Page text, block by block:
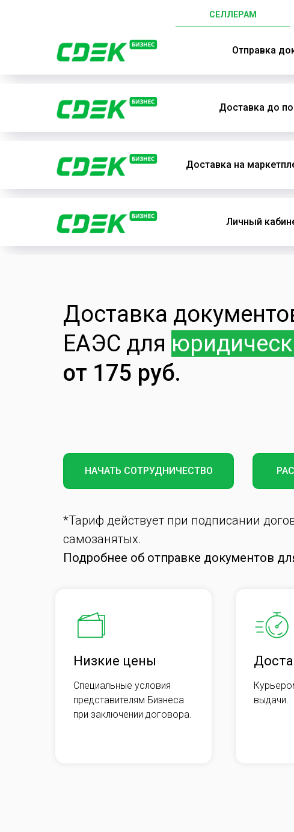
СЕЛЛЕРАМ
Отправка
Доставка до
Доставка на
Личный
Доставка
ЕАЭС для
от 175 руб.
НАЧАТЬ СОТРУДНИЧЕСТВО
*Тариф действует при подписании
самозанятых.
Подробнее об отправке документов
Низкие цены
Специальные условия
представителям Бизнеса
при заключении договора.
выдачи.